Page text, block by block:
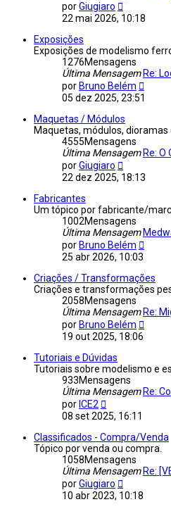
porGiugiaro
a
22 mai 2026, 10:18
Exposições
Exposições de modelismo
1276Mensagens
Última Mensagem Re:
por Bruno Belém
05 dez 2025, 23:51
Maquetas / Módulos
Maquetas, módulos, dioramas
4555Mensagens
Última Mensagem Re: O
porGiugiaro
a
22 dez 2025, 18:13
Fabricantes
Um tópico por fabricante/
1002Mensagens
Última Mensagem
por Bruno Belém
25 abr 2026, 10:03
Criações / Transformações
Criações e transformações
2058Mensagens
Última Mensagem Re:
por Bruno Belém
19 out 2025, 18:06
Tutoriais e Dúvidas
Tutoriais sobre modelismo e
933Mensagens
Última Mensagem Re:
por ICE2
a
última
Mensagem
08 set 2025, 16:11
Classificados - Compra/Venda
Tópico por venda ou compra.
1058Mensagens
Última Mensagem Re:
porGiugiaro
a
10 abr 2023, 10:18